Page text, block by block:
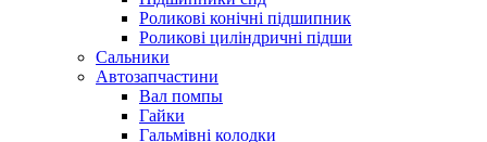
Роликові конічні підшипник
Роликові циліндричні підши
Сальники
Автозапчастини
Вал помпы
Гайки
Гальмівні колодки